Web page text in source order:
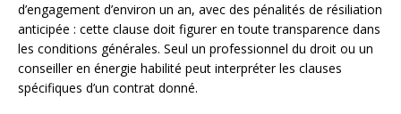
d’engagement d’environ un an, avec des pénalités de résiliation
anticipée : cette clause doit figurer en toute transparence dans
les conditions générales. Seul un professionnel du droit ou un
conseiller en énergie habilité peut interpréter les clauses
spécifiques d’un contrat donné.